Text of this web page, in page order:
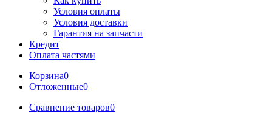
Условия оплаты
Условия доставки
Гарантия на запчасти
Кредит
Оплата частями
Корзина0
Отложенные0
Сравнение товаров0